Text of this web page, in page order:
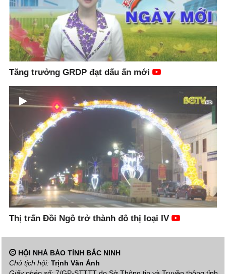
Tăng trưởng GRDP đạt dấu ấn mới
Thị trấn Đồi Ngô trở thành đô thị loại IV
HỘI NHÀ BÁO TỈNH BẮC NINH
Chủ tịch hội: Trịnh Văn Ánh